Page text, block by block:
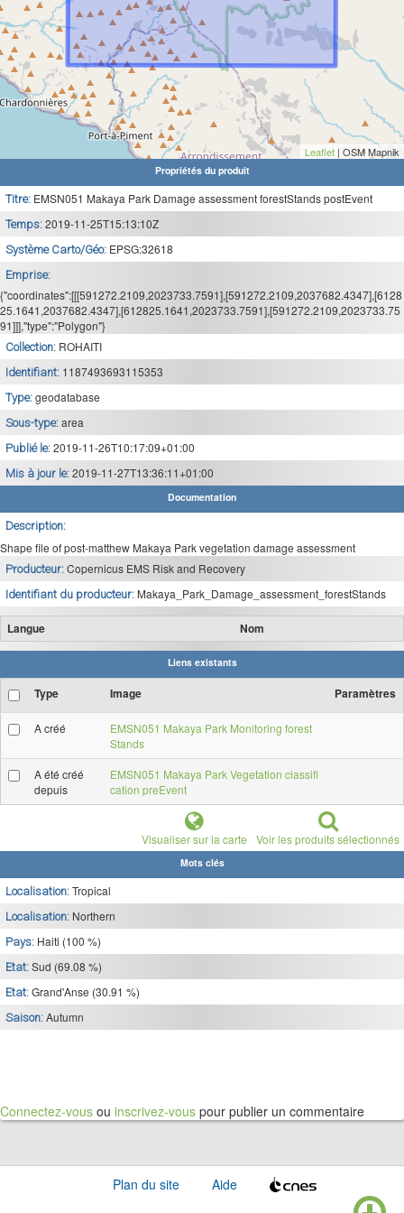
Leaflet | OSM Mapnik
Propriétés du produit
Titre: EMSN051 Makaya Park Damage assessment forestStands postEvent
Temps: 2019-11-25T15:13:10Z
Système Carto/Géo: EPSG:32618
Emprise:
{"coordinates":[[[591272.2109,2023733.7591],[591272.2109,2037682.4347],[6128
25.1641,2037682.4347],[612825.1641,2023733.7591],[591272.2109,2023733.75
91]]],"type":"Polygon"}
Collection: ROHAITI
Identifiant: 1187493693115353
Type: geodatabase
Sous-type: area
Publié le: 2019-11-26T10:17:09+01:00
Mis à jour le: 2019-11-27T13:36:11+01:00
Documentation
Description:
Shape file of post-matthew Makaya Park vegetation damage assessment
Producteur: Copernicus EMS Risk and Recovery
Identifiant du producteur: Makaya_Park_Damage_assessment_forestStands
Langue Nom
Liens existants
Type Image Paramètres
A créé
EMSN051 Makaya Park Monitoring forest
Stands
A été créé
depuis
EMSN051 Makaya Park Vegetation classifi
cation preEvent
Visualiser sur la carte Voir les produits sélectionnés
Mots clés
Localisation: Tropical
Localisation: Northern
Pays: Haiti (100 %)
Etat: Sud (69.08 %)
Etat: Grand'Anse (30.91 %)
Saison: Autumn
Connectez-vous ou inscrivez-vous pour publier un commentaire
Plan du site Aide